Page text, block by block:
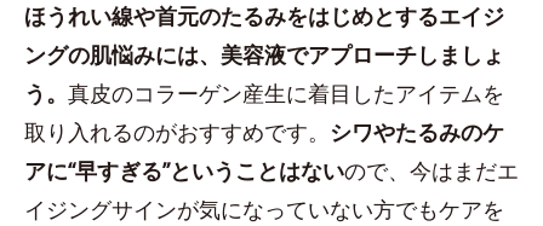
ほうれい線や首元のたるみをはじめとするエイジ
ングの肌悩みには、美容液でアプローチしましょ
う。 真皮のコラーゲン産生に着目したアイテムを
取り入れるのがおすすめです。 シワやたるみのケ
アに“早すぎる”ということはないので、今はまだエ
イジングサインが気になっていない方でもケアを